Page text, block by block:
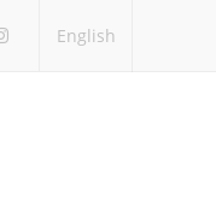
English